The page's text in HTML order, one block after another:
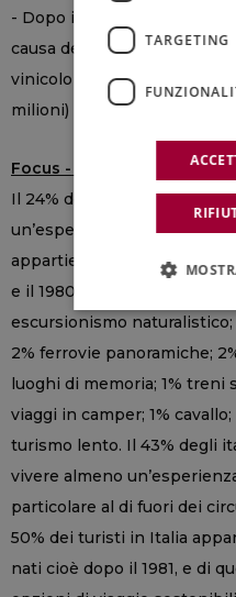
- Dopo il rallentamento
causa delle difficoltà legate
vinicolo in questo Paese è
milioni) (fonte: analisi
Focus - Il turismo lento
Il 24% degli italiani (1 su 4)
un’esperienza di turismo
appartiene alla
e il 1980), ed è così ripartito:
escursionismo
2% ferrovie panoramiche;
luoghi di memoria; 1% treni
viaggi in camper; 1%
turismo lento. Il 43% degli
vivere almeno
particolare al di fuori dei
50% dei turisti in Italia
nati cioè dopo il 1981, e di
TARGETING